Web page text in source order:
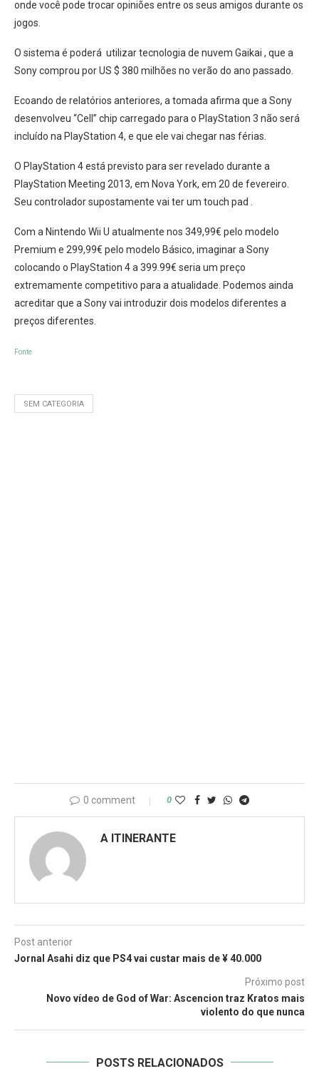
onde você pode trocar opiniões entre os seus amigos durante os
jogos.
O sistema é poderá utilizar tecnologia de nuvem Gaikai , que a
Sony comprou por US $ 380 milhões no verão do ano passado.
Ecoando de relatórios anteriores, a tomada afirma que a Sony
desenvolveu “Cell” chip carregado para o PlayStation 3 não será
incluído na PlayStation 4, e que ele vai chegar nas férias.
O PlayStation 4 está previsto para ser revelado durante a
PlayStation Meeting 2013, em Nova York, em 20 de fevereiro.
Seu controlador supostamente vai ter um touch pad .
Com a Nintendo Wii U atualmente nos 349,99€ pelo modelo
Premium e 299,99€ pelo modelo Básico, imaginar a Sony
colocando o PlayStation 4 a 399.99€ seria um preço
extremamente competitivo para a atualidade. Podemos ainda
acreditar que a Sony vai introduzir dois modelos diferentes a
preços diferentes.
Fonte
SEM CATEGORIA
0 comment 0
A ITINERANTE
Post anterior
Jornal Asahi diz que PS4 vai custar mais de ¥ 40.000
Próximo post
Novo vídeo de God of War: Ascencion traz Kratos mais
violento do que nunca
POSTS RELACIONADOS